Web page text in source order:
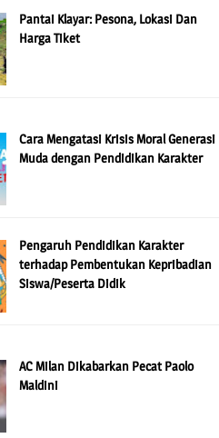
Pantai Klayar: Pesona, Lokasi Dan
Harga Tiket
Cara Mengatasi Krisis Moral Generasi
Muda dengan Pendidikan Karakter
Pengaruh Pendidikan Karakter
terhadap Pembentukan Kepribadian
Siswa/Peserta Didik
AC Milan Dikabarkan Pecat Paolo
Maldini